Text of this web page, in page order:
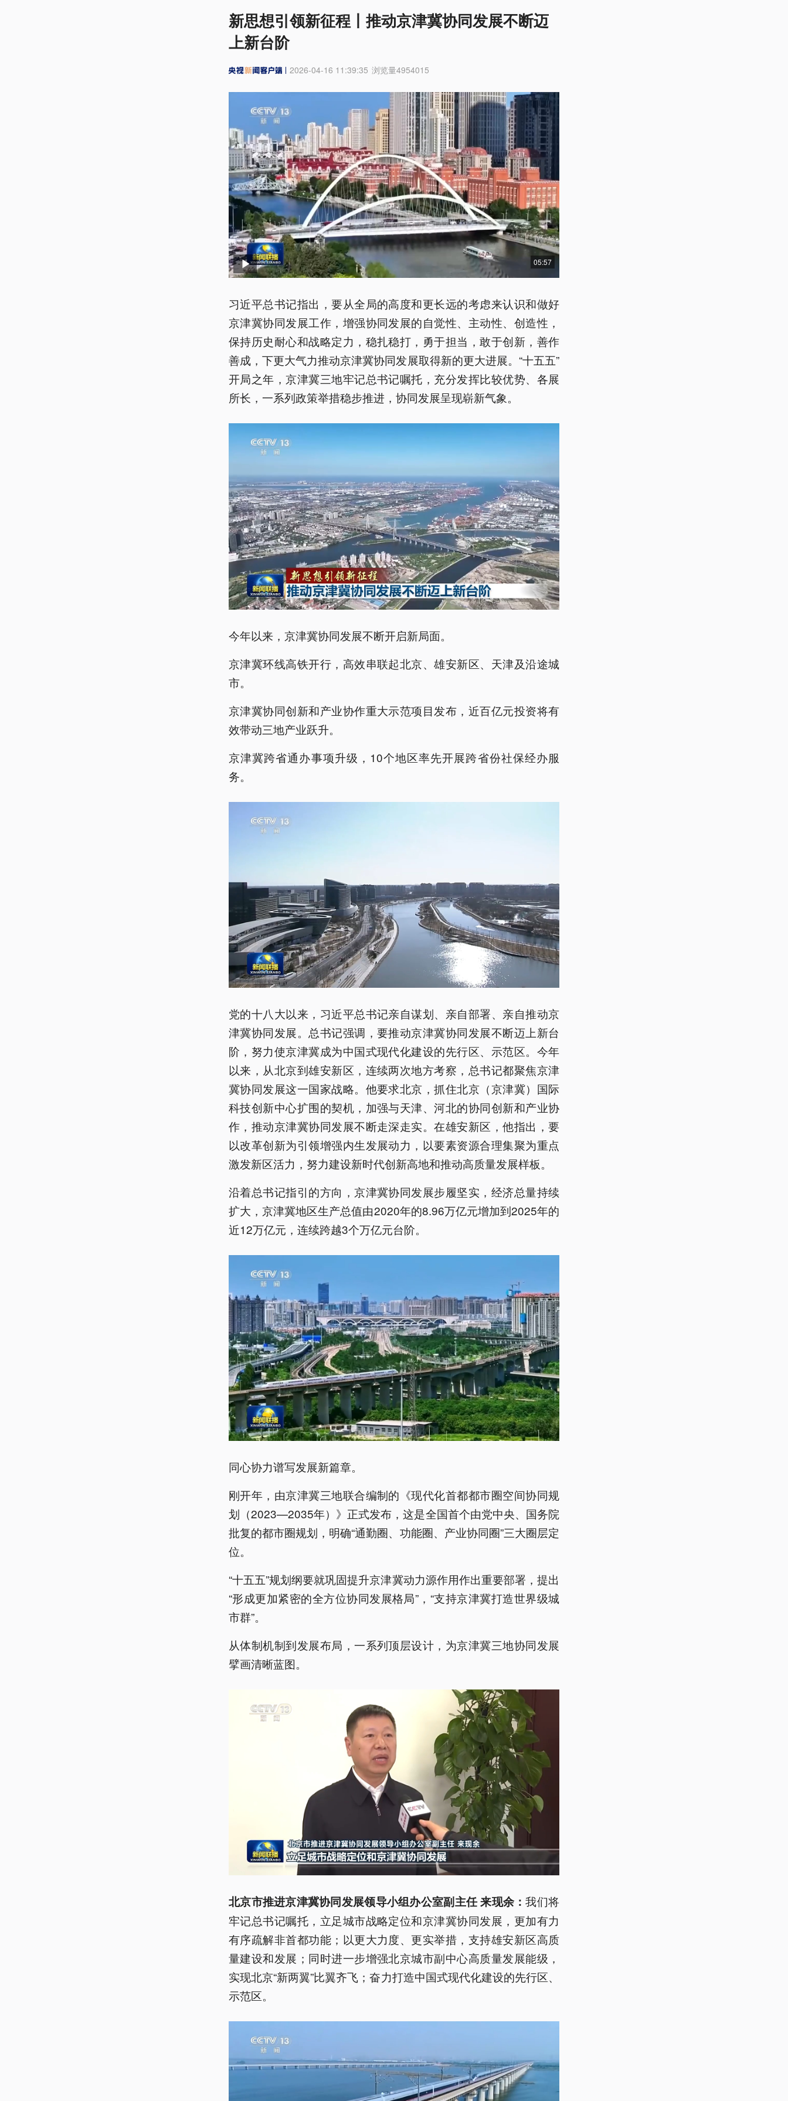
新思想引领新征程丨推动京津冀协同发展不断迈
上新台阶
2026-04-16 11:39:35 浏览量4954015
05:57
习近平总书记指出，要从全局的高度和更长远的考虑来认识和做好
京津冀协同发展工作，增强协同发展的自觉性、主动性、创造性，
保持历史耐心和战略定力，稳扎稳打，勇于担当，敢于创新，善作
善成，下更大气力推动京津冀协同发展取得新的更大进展。“十五五”
开局之年，京津冀三地牢记总书记嘱托，充分发挥比较优势、各展
所长，一系列政策举措稳步推进，协同发展呈现崭新气象。
今年以来，京津冀协同发展不断开启新局面。
京津冀环线高铁开行，高效串联起北京、雄安新区、天津及沿途城
市。
京津冀协同创新和产业协作重大示范项目发布，近百亿元投资将有
效带动三地产业跃升。
京津冀跨省通办事项升级，10个地区率先开展跨省份社保经办服
务。
党的十八大以来，习近平总书记亲自谋划、亲自部署、亲自推动京
津冀协同发展。总书记强调，要推动京津冀协同发展不断迈上新台
阶，努力使京津冀成为中国式现代化建设的先行区、示范区。今年
以来，从北京到雄安新区，连续两次地方考察，总书记都聚焦京津
冀协同发展这一国家战略。他要求北京，抓住北京（京津冀）国际
科技创新中心扩围的契机，加强与天津、河北的协同创新和产业协
作，推动京津冀协同发展不断走深走实。在雄安新区，他指出，要
以改革创新为引领增强内生发展动力，以要素资源合理集聚为重点
激发新区活力，努力建设新时代创新高地和推动高质量发展样板。
沿着总书记指引的方向，京津冀协同发展步履坚实，经济总量持续
扩大，京津冀地区生产总值由2020年的8.96万亿元增加到2025年的
近12万亿元，连续跨越3个万亿元台阶。
同心协力谱写发展新篇章。
刚开年，由京津冀三地联合编制的《现代化首都都市圈空间协同规
划（2023—2035年）》正式发布，这是全国首个由党中央、国务院
批复的都市圈规划，明确“通勤圈、功能圈、产业协同圈”三大圈层定
位。
“十五五”规划纲要就巩固提升京津冀动力源作用作出重要部署，提出
“形成更加紧密的全方位协同发展格局”，“支持京津冀打造世界级城
市群”。
从体制机制到发展布局，一系列顶层设计，为京津冀三地协同发展
擘画清晰蓝图。
北京市推进京津冀协同发展领导小组办公室副主任 来现余：我们将
牢记总书记嘱托，立足城市战略定位和京津冀协同发展，更加有力
有序疏解非首都功能；以更大力度、更实举措，支持雄安新区高质
量建设和发展；同时进一步增强北京城市副中心高质量发展能级，
实现北京“新两翼”比翼齐飞；奋力打造中国式现代化建设的先行区、
示范区。